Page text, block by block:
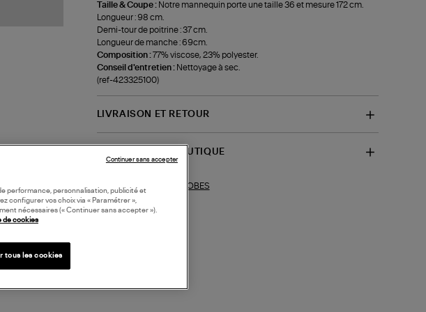
Taille & Coupe : Notre mannequin porte une taille 36 et mesure 172 cm.
Longueur : 98 cm.
Demi-tour de poitrine : 37 cm.
Longueur de manche : 69cm.
Composition :77% viscose, 23% polyester.
Conseil d'entretien : Nettoyage à sec.
(ref-423325100)
LIVRAISON ET RETOUR
DISPONIBILITÉ BOUTIQUE
Collections similaires : ROBES
performance, personnalisation, publicité et
configurer vos choix via « Paramétrer »,
nécessaires (« Continuer sans accepter »).
de cookies
tous les cookies
Continuer sans accepter